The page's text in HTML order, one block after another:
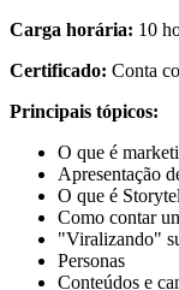
Carga horária: 10
Certificado: Conta
Principais tópicos:
O que é
Apresentação
O que é
Como contar
"Viralizando"
Personas
Conteúdos e